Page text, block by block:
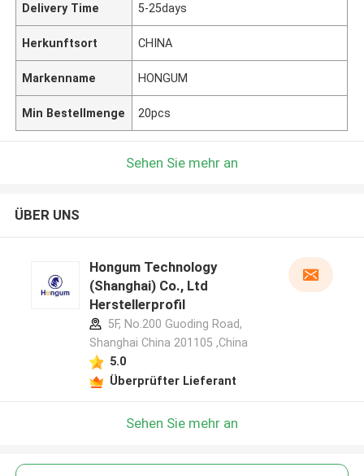
Delivery Time 5-25days
Herkunftsort CHINA
Markenname HONGUM
Min Bestellmenge 20pcs
Sehen Sie mehr an
ÜBER UNS
Hongum Technology
(Shanghai) Co., Ltd
Herstellerprofil
5F, No.200 Guoding Road,
Shanghai China 201105 ,China
5.0
Überprüfter Lieferant
Sehen Sie mehr an